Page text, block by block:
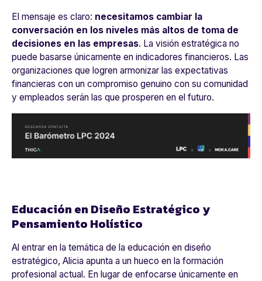
El mensaje es claro: necesitamos cambiar la
conversación en los niveles más altos de toma de
decisiones en las empresas. La visión estratégica no
puede basarse únicamente en indicadores financieros. Las
organizaciones que logren armonizar las expectativas
financieras con un compromiso genuino con su comunidad
y empleados serán las que prosperen en el futuro.
Educación en Diseño Estratégico y
Pensamiento Holístico
Al entrar en la temática de la educación en diseño
estratégico, Alicia apunta a un hueco en la formación
profesional actual. En lugar de enfocarse únicamente en